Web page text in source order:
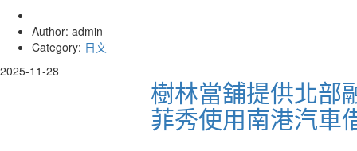
Author: admin
Category: 日文
2025-11-28
樹林當舖提供北部
菲秀使用南港汽車